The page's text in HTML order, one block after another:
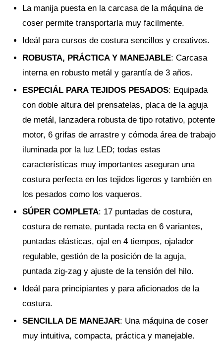
La manija puesta en la carcasa de la máquina de
coser permite transportarla muy facilmente.
Ideál para cursos de costura sencillos y creativos.
ROBUSTA, PRÁCTICA Y MANEJABLE: Carcasa
interna en robusto metál y garantía de 3 años.
ESPECIÁL PARA TEJIDOS PESADOS: Equipada
con doble altura del prensatelas, placa de la aguja
de metál, lanzadera robusta de tipo rotativo, potente
motor, 6 grifas de arrastre y cómoda área de trabajo
iluminada por la luz LED; todas estas
características muy importantes aseguran una
costura perfecta en los tejidos ligeros y también en
los pesados como los vaqueros.
SÚPER COMPLETA: 17 puntadas de costura,
costura de remate, puntada recta en 6 variantes,
puntadas elásticas, ojal en 4 tiempos, ojalador
regulable, gestión de la posición de la aguja,
puntada zig-zag y ajuste de la tensión del hilo.
Ideál para principiantes y para aficionados de la
costura.
SENCILLA DE MANEJAR: Una máquina de coser
muy intuitiva, compacta, práctica y manejable.